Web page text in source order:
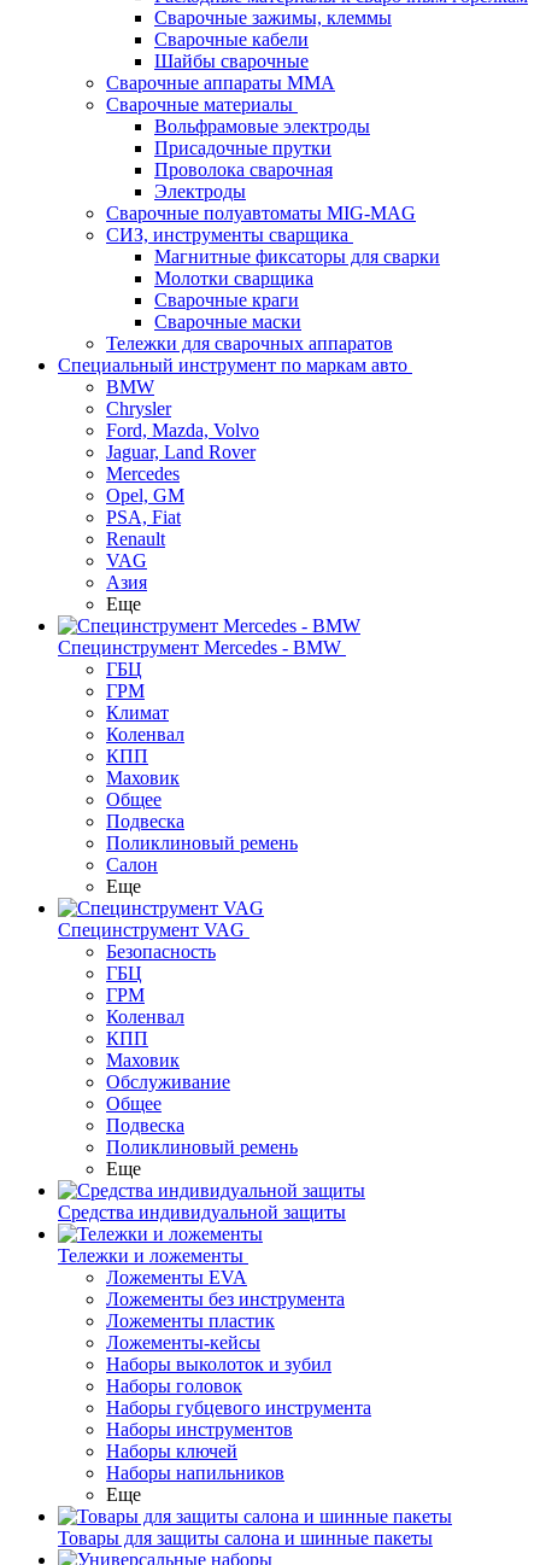
Сварочные зажимы, клеммы
Сварочные кабели
Шайбы сварочные
Сварочные аппараты MMA
Сварочные материалы
Вольфрамовые электроды
Присадочные прутки
Проволока сварочная
Электроды
Сварочные полуавтоматы MIG-MAG
СИЗ, инструменты сварщика
Магнитные фиксаторы для сварки
Молотки сварщика
Сварочные краги
Сварочные маски
Тележки для сварочных аппаратов
Специальный инструмент по маркам авто
BMW
Chrysler
Ford, Mazda, Volvo
Jaguar, Land Rover
Mercedes
Opel, GM
PSA, Fiat
Renault
VAG
Азия
Еще
Специнструмент Mercedes - BMW
ГБЦ
ГРМ
Климат
Коленвал
КПП
Маховик
Общее
Подвеска
Поликлиновый ремень
Салон
Еще
Специнструмент VAG
Безопасность
ГБЦ
ГРМ
Коленвал
КПП
Маховик
Обслуживание
Общее
Подвеска
Поликлиновый ремень
Еще
Средства индивидуальной защиты
Тележки и ложементы
Ложементы EVA
Ложементы без инструмента
Ложементы пластик
Ложементы-кейсы
Наборы выколоток и зубил
Наборы головок
Наборы губцевого инструмента
Наборы инструментов
Наборы ключей
Наборы напильников
Еще
Товары для защиты салона и шинные пакеты